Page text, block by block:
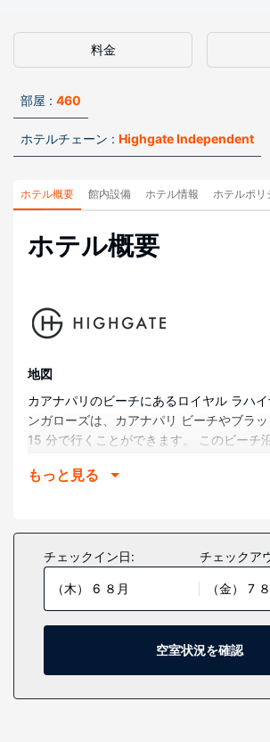
料金
部屋 : 460
ホテルチェーン : Highgate Independent
ホテル概要 館内設備 ホテル情報 ホテルポリ
ホテル概要
地図
カアナパリのビーチにあるロイヤル ラハ
ンガローズは、カアナパリ ビーチやブラ
15 分で行くことができます。 このビーチ
まで 1.8 km の場所にあります。
全部で 460 室ある冷房完備の客室には薄
おり、ゆったりおくつろぎいただけます。
の家具付きベランダがあります。WiFi (無
けるほか、ケーブルの番組をご覧いただけ
ある専用バスルームには、バスアメニティ
イヤーが備わっています。
メントをお楽しみいただけるフルサービス
もっと見る
チェックイン日:
（木） 6 ８月
チェックア
（金） 7
空室状況を確認